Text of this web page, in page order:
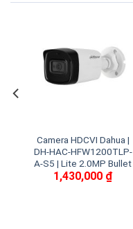
Camera HDCVI Dahua |
DH-HAC-HFW1200TLP-
A-S5 | Lite 2.0MP Bullet
1,430,000 ₫